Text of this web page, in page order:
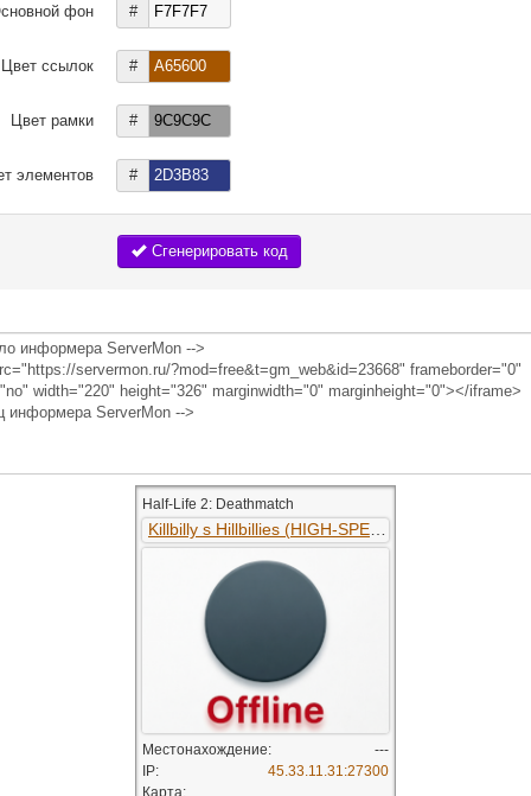
фон #
Цвет ссылок #
Цвет рамки #
элементов #
Сгенерировать код